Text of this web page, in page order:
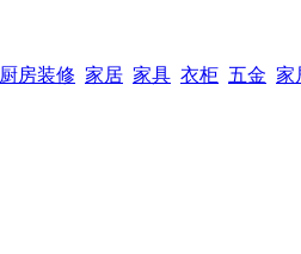
厨房装修 家居 家具 衣柜 五金 家